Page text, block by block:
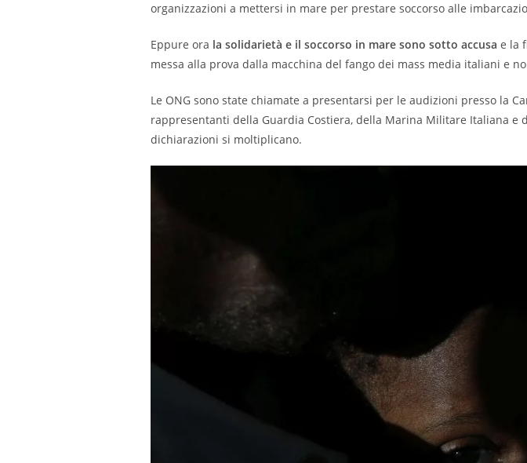
organizzazioni a mettersi in mare per prestare soccorso alle
Eppure ora la solidarietà e il soccorso in mare sono sotto accusa e la
messa alla prova dalla macchina del fango dei mass media italiani e
Le ONG sono state chiamate a presentarsi per le audizioni presso la
rappresentanti della Guardia Costiera, della Marina Militare Italiana
dichiarazioni si moltiplicano.